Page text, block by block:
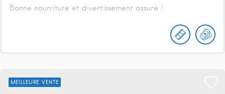
Bonne nourriture et divertissement assuré !
MEILLEURE VENTE